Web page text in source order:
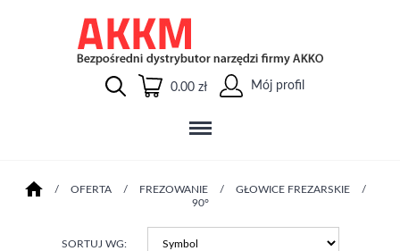
0.00 zł Mój profil
/ OFERTA / FREZOWANIE / GŁOWICE FREZARSKIE
/
90°
SORTUJ WG: